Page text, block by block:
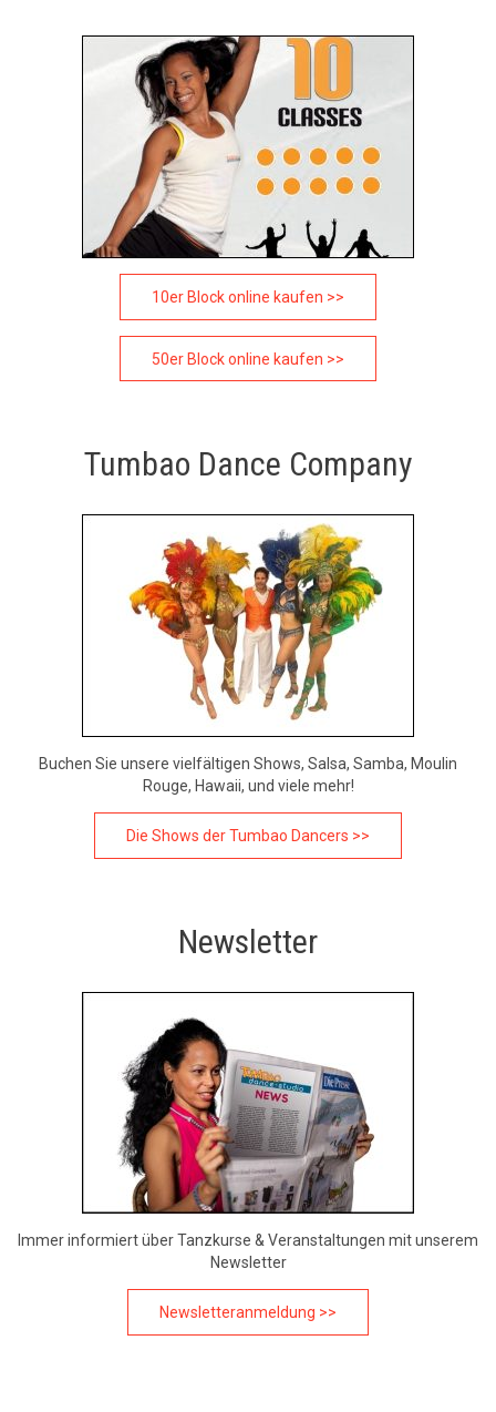
10er Block online kaufen >>
50er Block online kaufen >>
Tumbao Dance Company
Buchen Sie unsere vielfältigen Shows, Salsa, Samba, Moulin
Rouge, Hawaii, und viele mehr!
Die Shows der Tumbao Dancers >>
Newsletter
Immer informiert über Tanzkurse & Veranstaltungen mit unserem
Newsletter
Newsletteranmeldung >>